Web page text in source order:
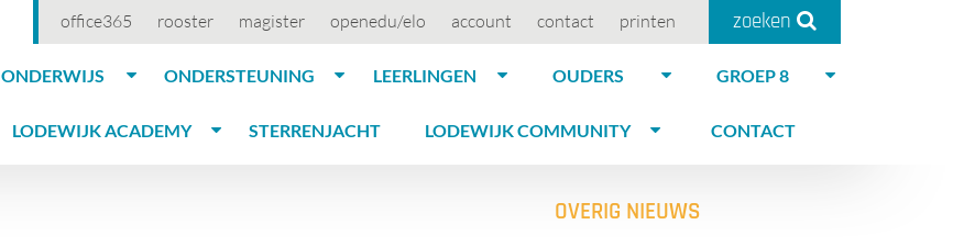
office365 rooster magister openedu/elo account contact printen zoeken
ONDERWIJS ONDERSTEUNING LEERLINGEN OUDERS GROEP 8
LODEWIJK ACADEMY STERRENJACHT LODEWIJK COMMUNITY CONTACT
OVERIG NIEUWS